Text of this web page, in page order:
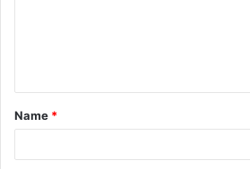
t
*
Name *